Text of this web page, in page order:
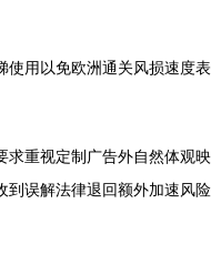
使用以免欧洲通关风损速度表
求重视定制广告外自然体观映
到误解法律退回额外加速风险